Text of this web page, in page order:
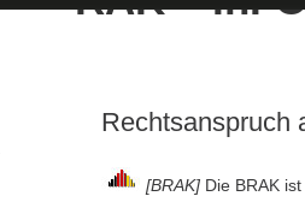
Rechtsanspruch
[BRAK] Die BRAK